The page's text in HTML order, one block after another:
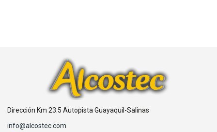
Dirección Km 23.5 Autopista Guayaquil-Salinas
info@alcostec.com